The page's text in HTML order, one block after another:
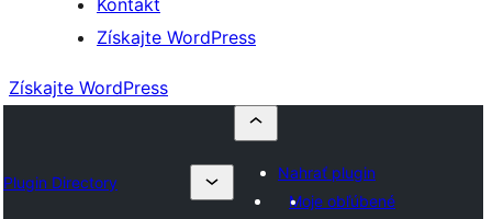
Kontakt
Získajte WordPress
Získajte WordPress
Plugin Directory
Nahrať plugin
Moje obľúbené